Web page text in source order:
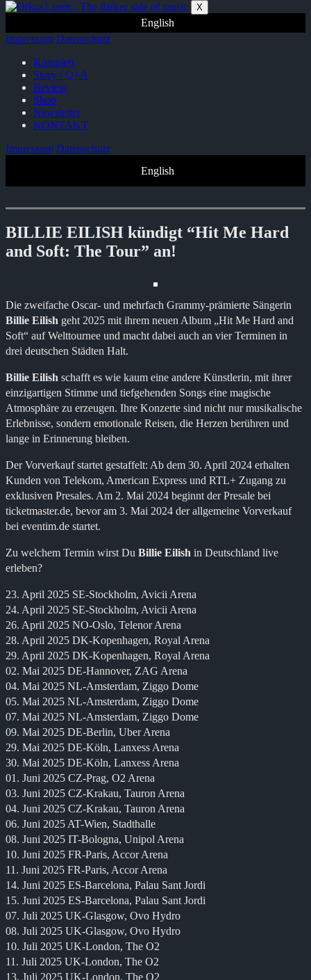
Zum
springen
X
English
Impressum Datenschutz
Komplett
Story / Q+A
Review
Shop
Newsletter
KONTAKT
Impressum Datenschutz
English
BILLIE EILISH kündigt “Hit Me Hard
and Soft: The Tour” an!
Die zweifache Oscar- und mehrfach Grammy-prämierte Sängerin
Billie Eilish geht 2025 mit ihrem neuen Album „Hit Me Hard and
Soft“ auf Welttournee und macht dabei auch an vier Terminen in
drei deutschen Städten Halt.
Billie Eilish schafft es wie kaum eine andere Künstlerin, mit ihrer
einzigartigen Stimme und tiefgehenden Songs eine magische
Atmosphäre zu erzeugen. Ihre Konzerte sind nicht nur musikalische
Erlebnisse, sondern emotionale Reisen, die Herzen berühren und
lange in Erinnerung bleiben.
Der Vorverkauf startet gestaffelt: Ab dem 30. April 2024 erhalten
Kunden von Telekom, American Express und RTL+ Zugang zu
exklusiven Presales. Am 2. Mai 2024 beginnt der Presale bei
ticketmaster.de, bevor am 3. Mai 2024 der allgemeine Vorverkauf
bei eventim.de startet.
Zu welchem Termin wirst Du Billie Eilish in Deutschland live
erleben?
23. April 2025 SE-Stockholm, Avicii Arena
24. April 2025 SE-Stockholm, Avicii Arena
26. April 2025 NO-Oslo, Telenor Arena
28. April 2025 DK-Kopenhagen, Royal Arena
29. April 2025 DK-Kopenhagen, Royal Arena
02. Mai 2025 DE-Hannover, ZAG Arena
04. Mai 2025 NL-Amsterdam, Ziggo Dome
05. Mai 2025 NL-Amsterdam, Ziggo Dome
07. Mai 2025 NL-Amsterdam, Ziggo Dome
09. Mai 2025 DE-Berlin, Uber Arena
29. Mai 2025 DE-Köln, Lanxess Arena
30. Mai 2025 DE-Köln, Lanxess Arena
01. Juni 2025 CZ-Prag, O2 Arena
03. Juni 2025 CZ-Krakau, Tauron Arena
04. Juni 2025 CZ-Krakau, Tauron Arena
06. Juni 2025 AT-Wien, Stadthalle
08. Juni 2025 IT-Bologna, Unipol Arena
10. Juni 2025 FR-Paris, Accor Arena
11. Juni 2025 FR-Paris, Accor Arena
14. Juni 2025 ES-Barcelona, Palau Sant Jordi
15. Juni 2025 ES-Barcelona, Palau Sant Jordi
07. Juli 2025 UK-Glasgow, Ovo Hydro
08. Juli 2025 UK-Glasgow, Ovo Hydro
10. Juli 2025 UK-London, The O2
11. Juli 2025 UK-London, The O2
13. Juli 2025 UK-London, The O2